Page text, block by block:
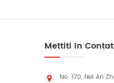
Mettiti In
No. 170, Nei An